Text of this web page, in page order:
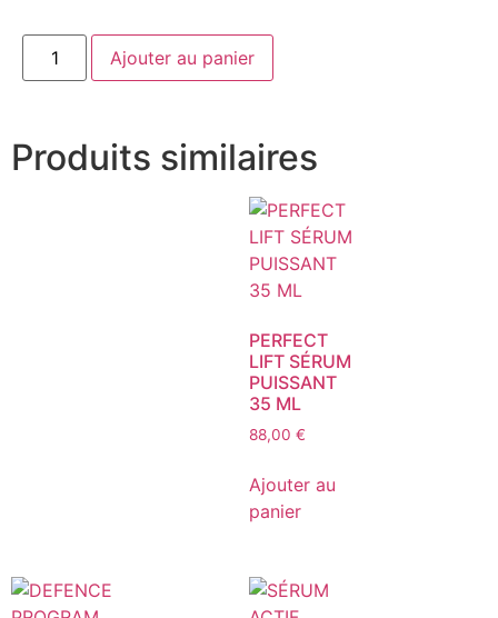
Ajouter au panier
Produits similaires
PERFECT
LIFT SÉRUM
PUISSANT
35 ML
88,00 €
Ajouter au
panier